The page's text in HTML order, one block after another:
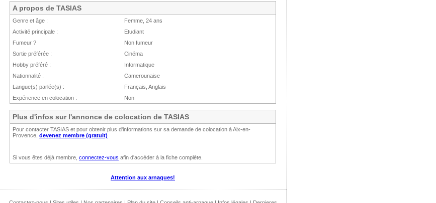
A propos de TASIAS
Genre et âge :
Femme, 24 ans
Activité principale :
Etudiant
Fumeur ?
Non fumeur
Sortie préférée :
Cinéma
Hobby préféré :
Informatique
Nationnalité :
Camerounaise
Langue(s) parlée(s) :
Français, Anglais
Expérience en colocation :
Non
Plus d'infos sur l'annonce de colocation de TASIAS
Pour contacter TASIAS et pour obtenir plus d'informations sur sa demande de colocation à Aix-en-
Provence, devenez membre (gratuit)
Si vous êtes déjà membre, connectez-vous afin d'accéder à la fiche complète.
Attention aux arnaques!